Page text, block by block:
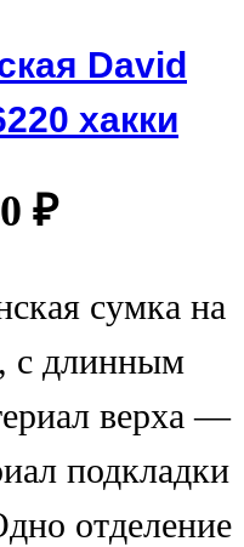
David
хакки
₽
сумка на
с длинным
верха —
подкладки
отделение